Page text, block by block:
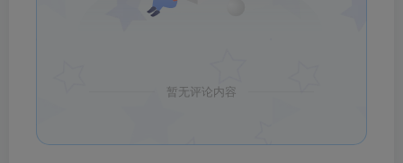
暂无评论内容